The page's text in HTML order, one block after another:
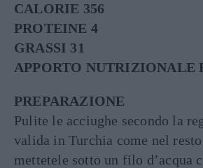
CALORIE 356
PROTEINE 4
GRASSI 31
APPORTO NUTRIZIONALE
PREPARAZIONE
Pulite le acciughe secondo la
valida in Turchia come nel
mettetele sotto un filo d’acqua